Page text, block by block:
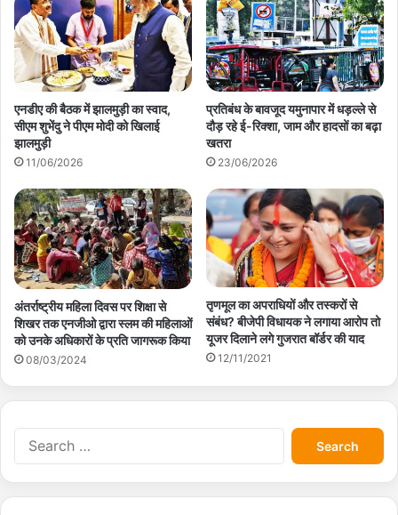
एनडीए की बैठक में झालमुड़ी का स्वाद,
सीएम शुभेंदु ने पीएम मोदी को खिलाई
झालमुड़ी
11/06/2026
प्रतिबंध के बावजूद यमुनापार में धड़ल्ले से
दौड़ रहे ई-रिक्शा, जाम और हादसों का बढ़ा
खतरा
23/06/2026
अंतर्राष्ट्रीय महिला दिवस पर शिक्षा से
शिखर तक एनजीओ द्वारा स्लम की महिलाओं
को उनके अधिकारों के प्रति जागरूक किया
08/03/2024
तृणमूल का अपराधियों और तस्करों से
संबंध? बीजेपी विधायक ने लगाया आरोप तो
यूजर दिलाने लगे गुजरात बॉर्डर की याद
12/11/2021
S
e
a
r